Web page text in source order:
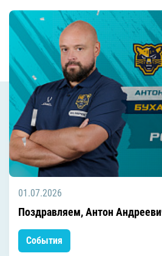
01.07.2026
Поздравляем, Антон
События